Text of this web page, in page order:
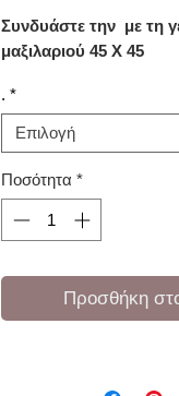
Συνδυάστε την με τη
μαξιλαριού 45 Χ 45
. *
Επιλογή
Ποσότητα *